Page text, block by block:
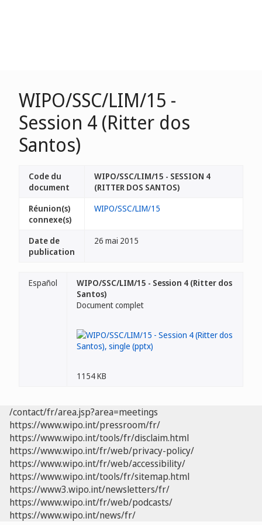
WIPO/SSC/LIM/15 -
Session 4 (Ritter dos
Santos)
Code du
document
WIPO/SSC/LIM/15 - SESSION 4
(RITTER DOS SANTOS)
Réunion(s)
connexe(s)
WIPO/SSC/LIM/15
Date de
publication
26 mai 2015
Español
WIPO/SSC/LIM/15 - Session 4 (Ritter dos
Santos)
Document complet
1154 KB
/contact/fr/area.jsp?area=meetings
https://www.wipo.int/pressroom/fr/
https://www.wipo.int/tools/fr/disclaim.html
https://www.wipo.int/fr/web/privacy-policy/
https://www.wipo.int/fr/web/accessibility/
https://www.wipo.int/tools/fr/sitemap.html
https://www3.wipo.int/newsletters/fr/
https://www.wipo.int/fr/web/podcasts/
https://www.wipo.int/news/fr/